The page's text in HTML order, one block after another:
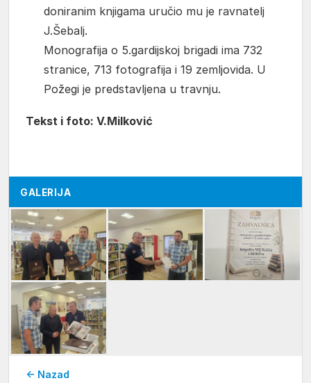
doniranim knjigama uručio mu je ravnatelj
J.Šebalj.
Monografija o 5.gardijskoj brigadi ima 732
stranice, 713 fotografija i 19 zemljovida. U
Požegi je predstavljena u travnju.
Tekst i foto: V.Milković
GALERIJA
← Nazad